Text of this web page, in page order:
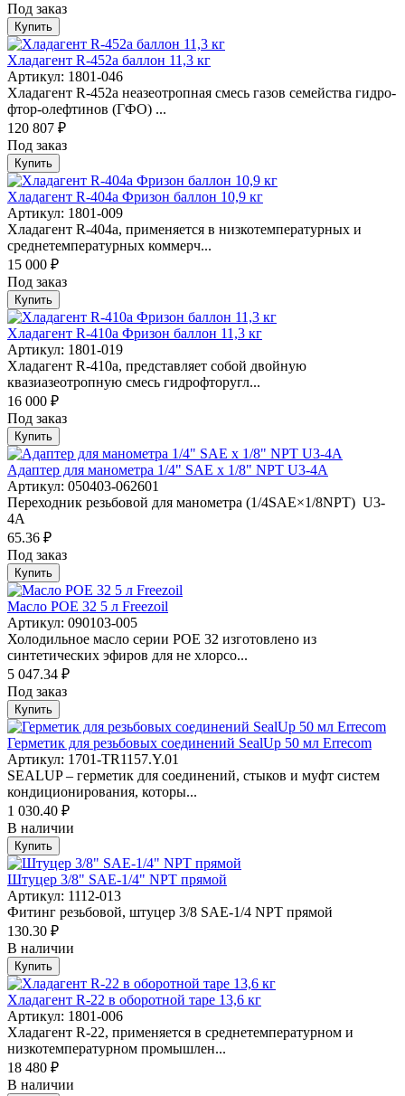
Под заказ
Купить
Хладагент R-452а баллон 11,3 кг
Артикул: 1801-046
Хладагент R-452а неазеотропная смесь газов семейства гидро-
фтор-олефтинов (ГФО) ...
120 807 ₽
Под заказ
Купить
Хладагент R-404a Фризон баллон 10,9 кг
Артикул: 1801-009
Хладагент R-404a, применяется в низкотемпературных и
среднетемпературных коммерч...
15 000 ₽
Под заказ
Купить
Хладагент R-410a Фризон баллон 11,3 кг
Артикул: 1801-019
Хладагент R-410a, представляет собой двойную
квазиазеотропную смесь гидрофторугл...
16 000 ₽
Под заказ
Купить
Адаптер для манометра 1/4" SAE x 1/8" NPT U3-4A
Артикул: 050403-062601
Переходник резьбовой для манометра (1/4SAE×1/8NPT) U3-
4A
65.36 ₽
Под заказ
Купить
Масло POE 32 5 л Freezoil
Артикул: 090103-005
Холодильное масло серии POE 32 изготовлено из
синтетических эфиров для не хлорсо...
5 047.34 ₽
Под заказ
Купить
Герметик для резьбовых соединений SealUp 50 мл Errecom
Артикул: 1701-TR1157.Y.01
SEALUP – герметик для соединений, стыков и муфт систем
кондиционирования, которы...
1 030.40 ₽
В наличии
Купить
Штуцер 3/8" SAE-1/4" NPT прямой
Артикул: 1112-013
Фитинг резьбовой, штуцер 3/8 SAE-1/4 NPT прямой
130.30 ₽
В наличии
Купить
Хладагент R-22 в оборотной таре 13,6 кг
Артикул: 1801-006
Хладагент R-22, применяется в среднетемпературном и
низкотемпературном промышлен...
18 480 ₽
В наличии